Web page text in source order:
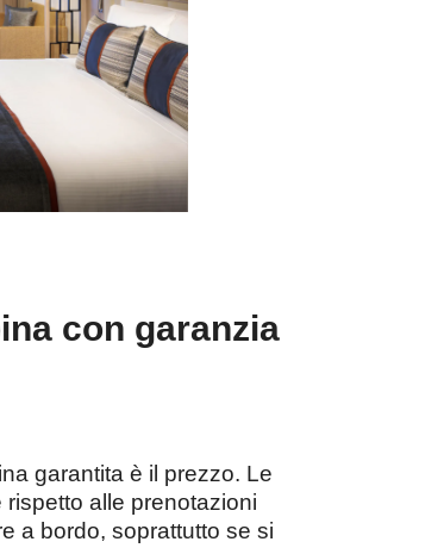
con garanzia
garantita è il prezzo. Le
alle prenotazioni
a bordo, soprattutto se si